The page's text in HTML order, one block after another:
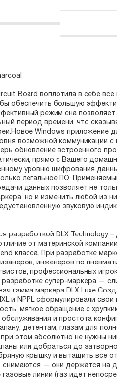
Board воплотила в себе
обеспечить большую
режим сна позволяет
период времени, что
Windows приложение
возможной коммуникации с
обновление встроенного
прямо с Вашего
уровню шифрования
легальное ПО.
данных позволяет не
но и изменить любой из
звуковую
разработкой DLX Technology –
от материнской
класса. При разработке
инженеров по
профессиональных
супер-маркера —
гамма маркера DLX Luxe
и NPPL сформулировали свои
мягкое обращение с
и простота
детентам, глазам для
этом абсолютно не нужны
или добраться до
крышку и вытащить все
снимаются — они держатся на
линии (газ идет